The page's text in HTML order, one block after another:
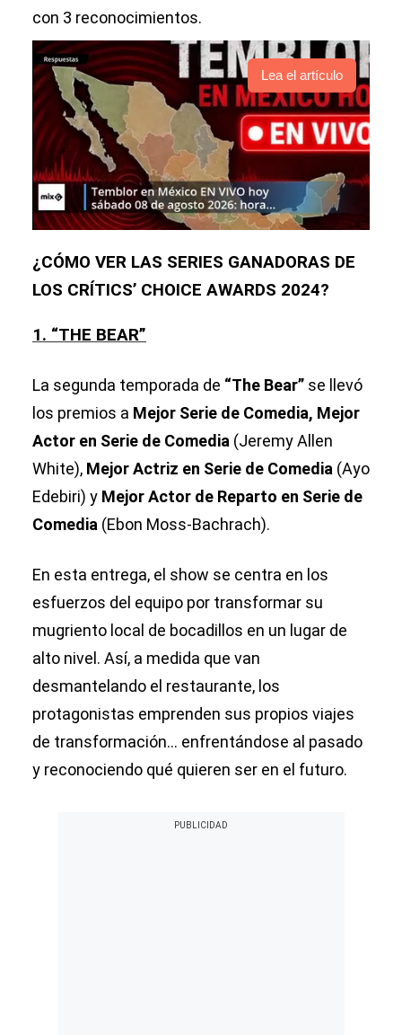
con 3 reconocimientos.
Lea el artículo
¿CÓMO VER LAS SERIES GANADORAS DE
LOS CRÍTICS’ CHOICE AWARDS 2024?
1. “THE BEAR”
La segunda temporada de “The Bear” se llevó
los premios a Mejor Serie de Comedia, Mejor
Actor en Serie de Comedia (Jeremy Allen
White), Mejor Actriz en Serie de Comedia (Ayo
Edebiri) y Mejor Actor de Reparto en Serie de
Comedia (Ebon Moss-Bachrach).
En esta entrega, el show se centra en los
esfuerzos del equipo por transformar su
mugriento local de bocadillos en un lugar de
alto nivel. Así, a medida que van
desmantelando el restaurante, los
protagonistas emprenden sus propios viajes
de transformación... enfrentándose al pasado
y reconociendo qué quieren ser en el futuro.